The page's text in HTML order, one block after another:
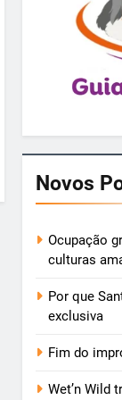
Novos
Ocupação
culturas
Por que
exclusiva
Fim do
Wet’n Wild